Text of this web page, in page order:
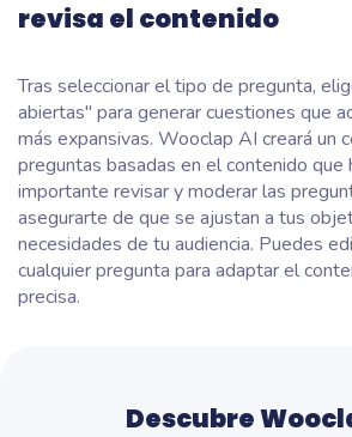
revisa el contenido
Tras seleccionar el tipo de pregunta,
abiertas" para generar cuestiones que
más expansivas. Wooclap AI creará un
preguntas basadas en el contenido que
importante revisar y moderar las
asegurarte de que se ajustan a tus
necesidades de tu audiencia. Puedes
cualquier pregunta para adaptar el
precisa.
Descubre